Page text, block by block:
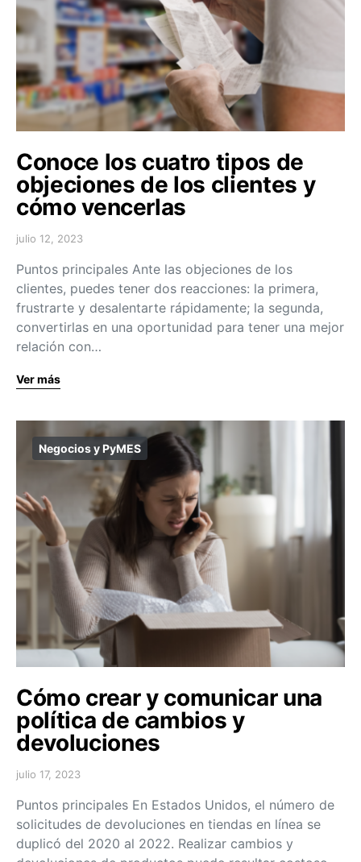
Conoce los cuatro tipos de
objeciones de los clientes y
cómo vencerlas
julio 12, 2023
Puntos principales Ante las objeciones de los
clientes, puedes tener dos reacciones: la primera,
frustrarte y desalentarte rápidamente; la segunda,
convertirlas en una oportunidad para tener una mejor
relación con…
Ver más
Negocios y PyMES
Cómo crear y comunicar una
política de cambios y
devoluciones
julio 17, 2023
Puntos principales En Estados Unidos, el número de
solicitudes de devoluciones en tiendas en línea se
duplicó del 2020 al 2022. Realizar cambios y